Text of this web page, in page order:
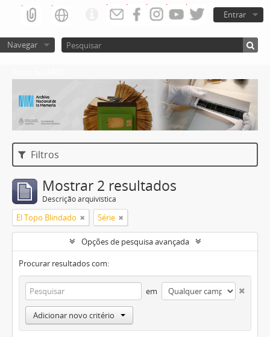
Entrar
Navegar
Filtros
Mostrar 2 resultados
Descrição arquivística
El Topo Blindado Série
Opções de pesquisa avançada
Procurar resultados com:
em
Adicionar novo critério